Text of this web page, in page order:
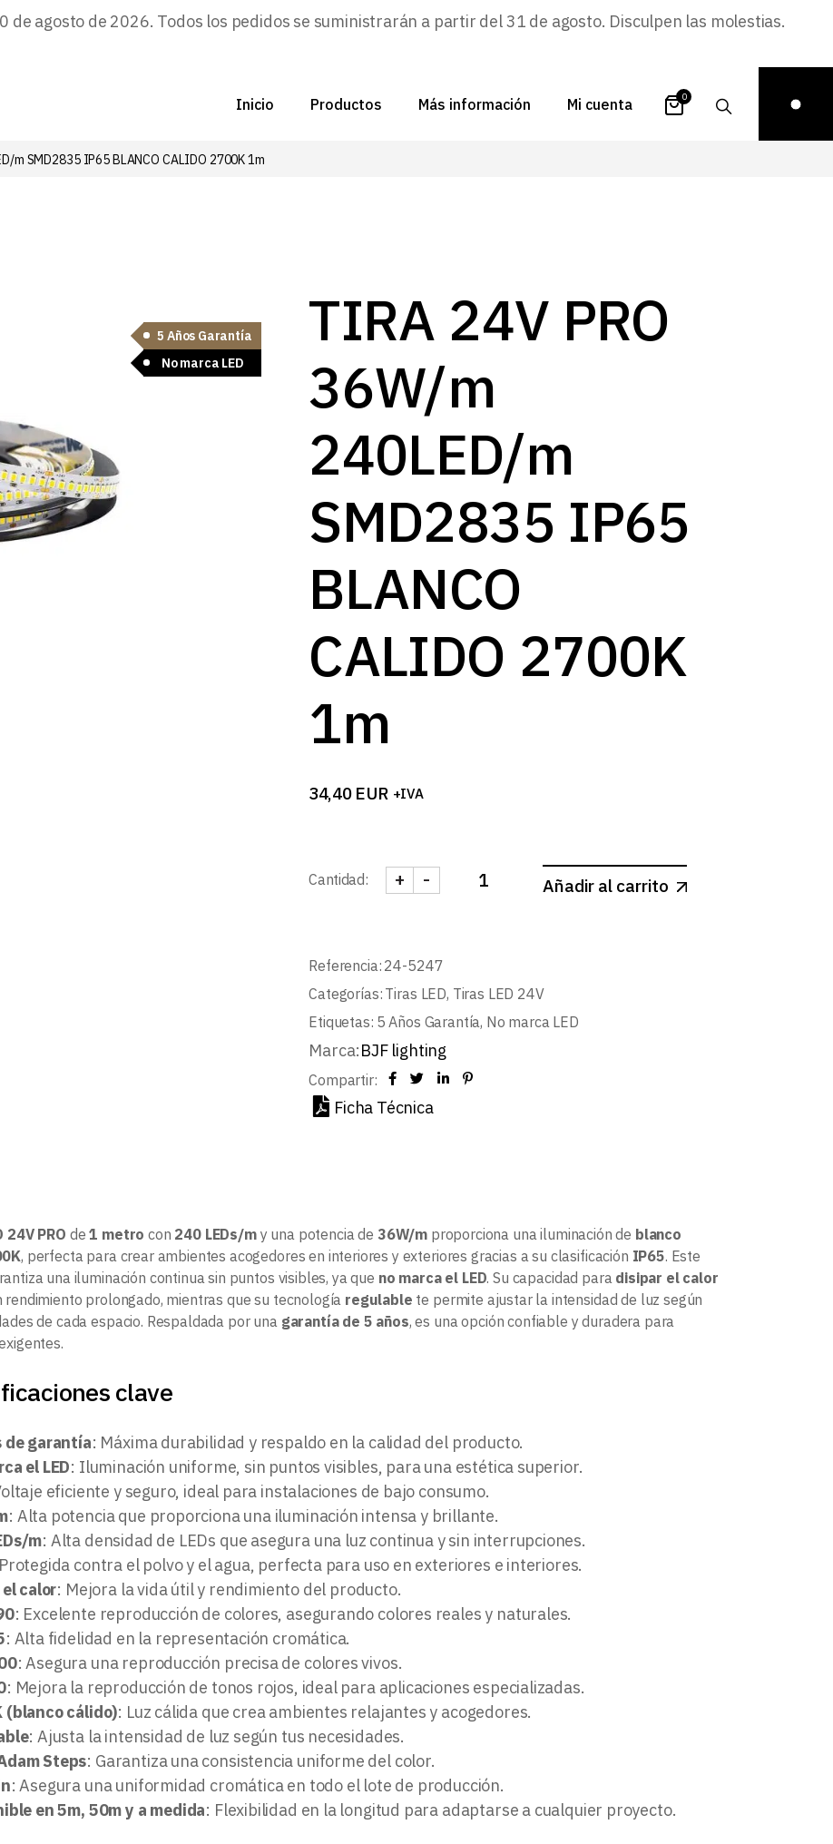
de agosto de 2026. Todos los pedidos se suministrarán a partir del 31 de agosto. Disculpen las molestias.
Inicio Productos Más información
FAQs
Proyectos
Zona de inspiración
Blog
Mi cuenta
contraseña
0
m SMD2835 IP65 BLANCO CALIDO 2700K 1m
5 Años Garantía
No marca LED
TIRA 24V PRO
36W/m
240LED/m
SMD2835 IP65
BLANCO
CALIDO 2700K
1m
34,40 EUR +IVA
Cantidad: TIRA 24V PRO 36W/m 240LED/m SMD2835 IP65 BLANCO
-
+ Añadir al carrito
Referencia: 24-5247
Categorías: Tiras LED, Tiras LED 24V
Etiquetas: 5 Años Garantía, No marca LED
Marca:BJF lighting
Compartir:
Ficha Técnica
24V PRO de1 metro con 240 LEDs/my una potencia de 36W/m proporciona una iluminación de blanco
, perfecta para crear ambientes acogedores en interiores y exteriores gracias a su clasificación IP65. Este
una iluminación continua sin puntos visibles, ya que no marca el LED. Su capacidad para disipar el calor
rendimiento prolongado, mientras que su tecnología regulable te permite ajustar la intensidad de luz según
de cada espacio. Respaldada por una garantía de 5 años, es una opción confiable y duradera para
clave
de garantía: Máxima durabilidad y respaldo en la calidad del producto.
el LED: Iluminación uniforme, sin puntos visibles, para una estética superior.
eficiente y seguro, ideal para instalaciones de bajo consumo.
: Alta potencia que proporciona una iluminación intensa y brillante.
m: Alta densidad de LEDs que asegura una luz continua y sin interrupciones.
contra el polvo y el agua, perfecta para uso en exteriores e interiores.
calor: Mejora la vida útil y rendimiento del producto.
: Excelente reproducción de colores, asegurando colores reales y naturales.
: Alta fidelidad en la representación cromática.
: Asegura una reproducción precisa de colores vivos.
: Mejora la reproducción de tonos rojos, ideal para aplicaciones especializadas.
(blanco cálido): Luz cálida que crea ambientes relajantes y acogedores.
: Ajusta la intensidad de luz según tus necesidades.
Steps: Garantiza una consistencia uniforme del color.
: Asegura una uniformidad cromática en todo el lote de producción.
en 5m, 50m y a medida: Flexibilidad en la longitud para adaptarse a cualquier proyecto.